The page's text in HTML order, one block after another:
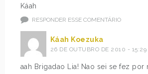
Káah
RESPONDER ESSE COMENTÁRIO
Káah Koezuka
26 DE OUTUBRO DE 2010 - 15:29
aah Brigadao Lia! Nao sei se fez por